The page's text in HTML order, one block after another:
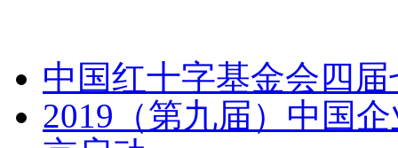
中国红十字基金会四
2019（第九届）中国